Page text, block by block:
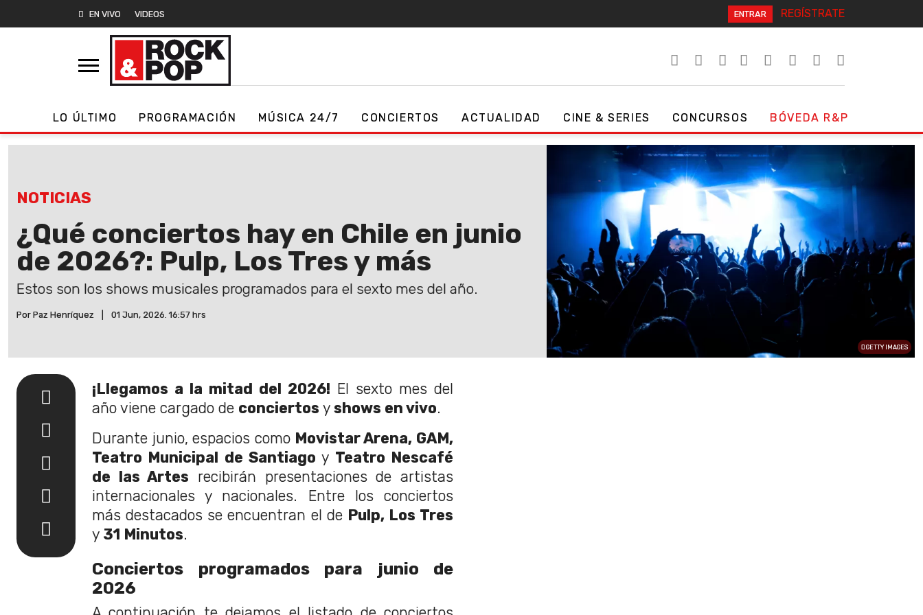
EN VIVO VIDEOS ENTRAR REGÍSTRATE
LO ÚLTIMO PROGRAMACIÓN MÚSICA 24/7 CONCIERTOS ACTUALIDAD CINE & SERIES CONCURSOS BÓVEDA R&P
NOTICIAS
¿Qué conciertos hay en Chile en junio
de 2026?: Pulp, Los Tres y más
Estos son los shows musicales programados para el sexto mes del año.
Por Paz Henríquez | 01 Jun, 2026. 16:57 hrs
GETTY IMAGES
¡Llegamos a la mitad del 2026! El sexto mes del
año viene cargado de conciertos y shows en vivo.
Durante junio, espacios como Movistar Arena, GAM,
Teatro Municipal de Santiago y Teatro Nescafé
de las Artes recibirán presentaciones de artistas
internacionales y nacionales. Entre los conciertos
más destacados se encuentran el de Pulp, Los Tres
y 31 Minutos.
Conciertos programados para junio de
2026